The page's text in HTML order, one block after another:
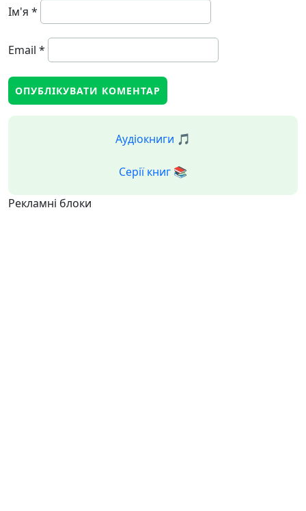
Ім'я *
Email *
Аудіокниги 🎵
Серії книг 📚
Рекламні блоки